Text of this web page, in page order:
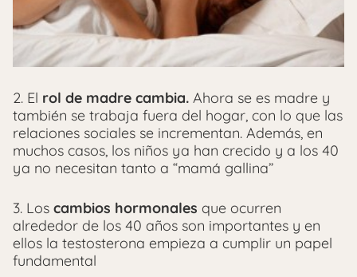
2. El rol de madre cambia. Ahora se es madre y
también se trabaja fuera del hogar, con lo que las
relaciones sociales se incrementan. Además, en
muchos casos, los niños ya han crecido y a los 40
ya no necesitan tanto a “mamá gallina”
3. Los cambios hormonales que ocurren
alrededor de los 40 años son importantes y en
ellos la testosterona empieza a cumplir un papel
fundamental